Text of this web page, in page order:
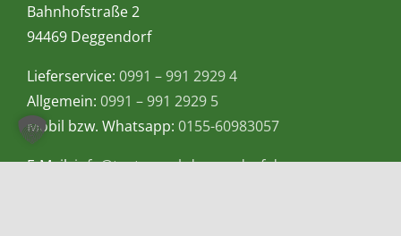
Bahnhofstraße 2
94469 Deggendorf
Lieferservice: 0991 – 991 2929 4
Allgemein: 0991 – 991 2929 5
Mobil bzw. Whatsapp: 0155-60983057
E-Mail:info@teetempel-deggendorf.de